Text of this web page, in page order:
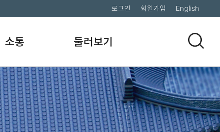
로그인 회원가입 English
소통 둘러보기